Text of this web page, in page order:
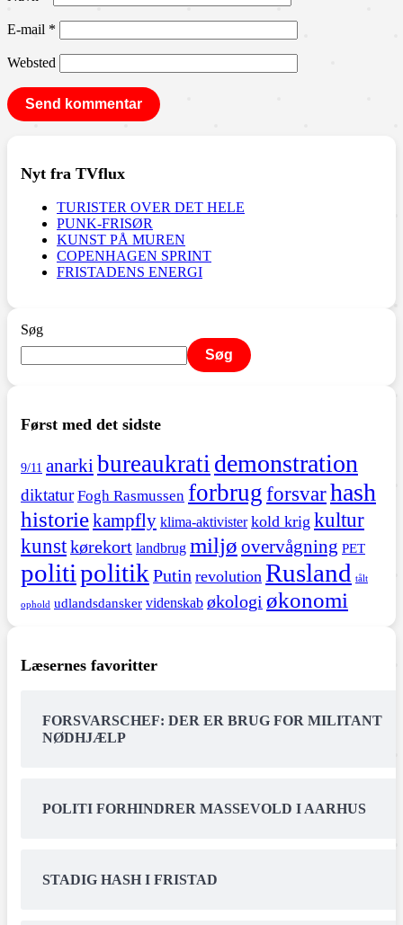
E-mail *
Websted
Nyt fra TVflux
TURISTER OVER DET HELE
PUNK-FRISØR
KUNST PÅ MUREN
COPENHAGEN SPRINT
FRISTADENS ENERGI
Søg
Søg
Først med det sidste
9/11 anarki bureaukrati demonstration
diktatur Fogh Rasmussen forbrugforsvarhash
historiekampfly klima-aktivister kold krig kultur
kunstkørekort landbrug miljø overvågning PET
politipolitik Putin revolution Rusland tålt
ophold udlandsdansker videnskab økologi økonomi
Læsernes favoritter
FORSVARSCHEF: DER ER BRUG FOR MILITANT
NØDHJÆLP
POLITI FORHINDRER MASSEVOLD I AARHUS
STADIG HASH I FRISTAD